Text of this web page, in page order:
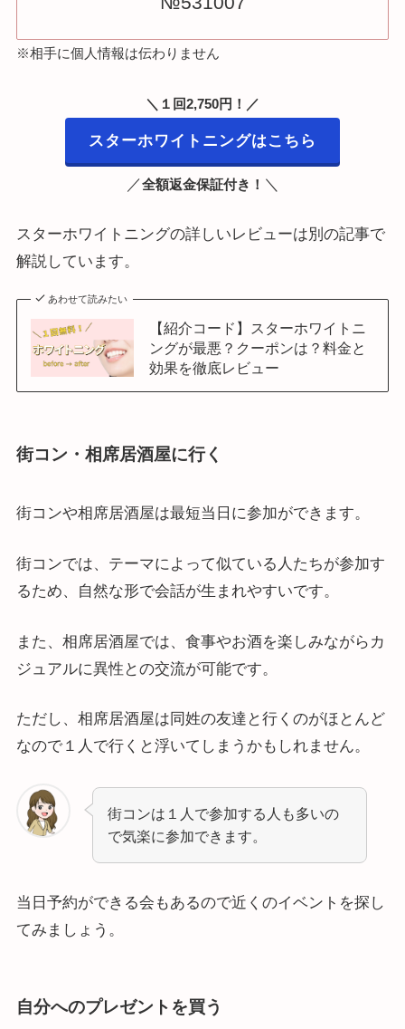
※相手に個人情報は伝わりません
＼１回2,750円！／
スターホワイトニングはこちら
／全額返金保証付き！ ＼
スターホワイトニングの詳しいレビューは別の記事で
解説しています。
あわせて読みたい
【紹介コード】スターホワイトニ
ングが最悪？クーポンは？料金と
効果を徹底レビュー
街コン・相席居酒屋に行く
街コンや相席居酒屋は最短当日に参加ができます。
街コンでは、テーマによって似ている人たちが参加す
るため、自然な形で会話が生まれやすいです。
また、相席居酒屋では、食事やお酒を楽しみながらカ
ジュアルに異性との交流が可能です。
ただし、相席居酒屋は同姓の友達と行くのがほとんど
なので１人で行くと浮いてしまうかもしれません。
街コンは１人で参加する人も多いの
で気楽に参加できます。
当日予約ができる会もあるので近くのイベントを探し
てみましょう。
自分へのプレゼントを買う